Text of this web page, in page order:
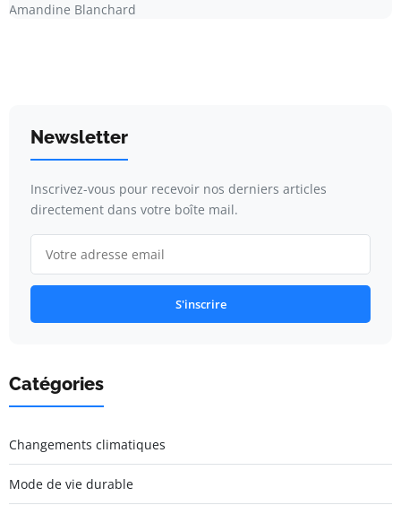
Amandine Blanchard
Newsletter
Inscrivez-vous pour recevoir nos derniers articles
directement dans votre boîte mail.
S'inscrire
Catégories
Changements climatiques
Mode de vie durable